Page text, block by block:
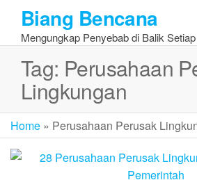
the
content
Biang Bencana
Mengungkap Penyebab di Balik
Tag: Perusahaan
Lingkungan
Home » Perusahaan Perusak